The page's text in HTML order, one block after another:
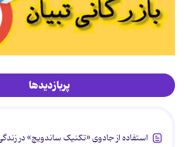
پربازدیدها
استفاده از جادوی «تکنیک ساندویچ» در